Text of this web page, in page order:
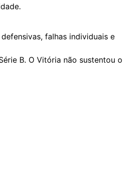
falhas individuais e
B. O Vitória não sustentou o